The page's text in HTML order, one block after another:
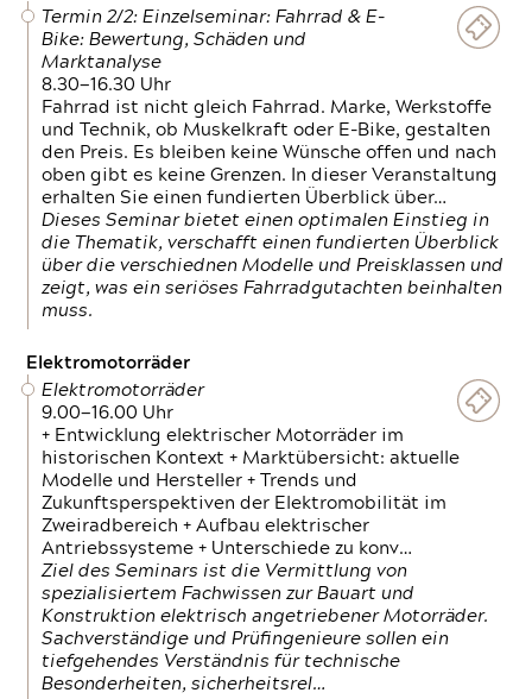
Termin 2/2: Einzelseminar: Fahrrad & E-
Bike: Bewertung, Schäden und
Marktanalyse
8.30—16.30 Uhr
Fahrrad ist nicht gleich Fahrrad. Marke, Werkstoffe
und Technik, ob Muskelkraft oder E-Bike, gestalten
den Preis. Es bleiben keine Wünsche offen und nach
oben gibt es keine Grenzen. In dieser Veranstaltung
erhalten Sie einen fundierten Überblick über…
Dieses Seminar bietet einen optimalen Einstieg in
die Thematik, verschafft einen fundierten Überblick
über die verschiednen Modelle und Preisklassen und
zeigt, was ein seriöses Fahrradgutachten beinhalten
muss.
Elektromotorräder
Elektromotorräder
9.00—16.00 Uhr
+ Entwicklung elektrischer Motorräder im
historischen Kontext + Marktübersicht: aktuelle
Modelle und Hersteller + Trends und
Zukunftsperspektiven der Elektromobilität im
Zweiradbereich + Aufbau elektrischer
Antriebssysteme + Unterschiede zu konv…
Ziel des Seminars ist die Vermittlung von
spezialisiertem Fachwissen zur Bauart und
Konstruktion elektrisch angetriebener Motorräder.
Sachverständige und Prüfingenieure sollen ein
tiefgehendes Verständnis für technische
Besonderheiten, sicherheitsrel…